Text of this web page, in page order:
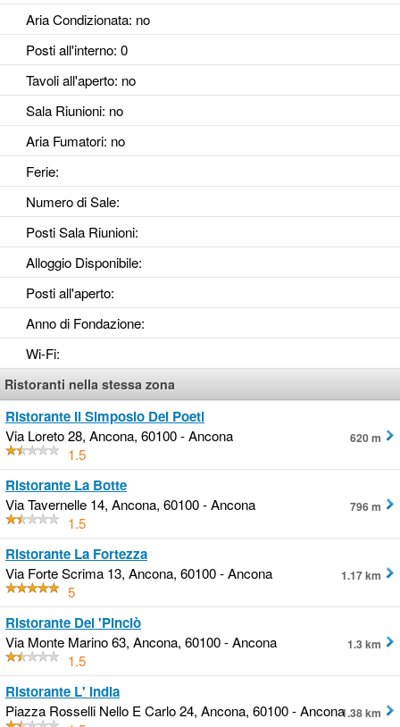
Aria Condizionata: no
Posti all'interno: 0
Tavoli all'aperto: no
Sala Riunioni: no
Aria Fumatori: no
Ferie:
Numero di Sale:
Posti Sala Riunioni:
Alloggio Disponibile:
Posti all'aperto:
Anno di Fondazione:
Wi-Fi:
Ristoranti nella stessa zona
Ristorante Il Simposio Dei Poeti
Via Loreto 28, Ancona, 60100 - Ancona
1.5
620 m
Ristorante La Botte
Via Tavernelle 14, Ancona, 60100 - Ancona
1.5
796 m
Ristorante La Fortezza
Via Forte Scrima 13, Ancona, 60100 - Ancona
5
1.17 km
Ristorante Del 'Pinciò
Via Monte Marino 63, Ancona, 60100 - Ancona
1.5
1.3 km
Ristorante L' India
Piazza Rosselli Nello E Carlo 24, Ancona, 60100 - Ancona1.38 km